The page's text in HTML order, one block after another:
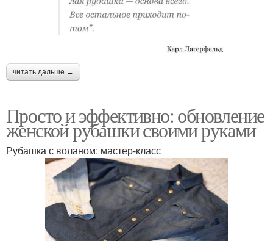
читать дальше →
Просто и эффективно: обновление
женской рубашки своими руками
Рубашка с воланом: мастер-класс